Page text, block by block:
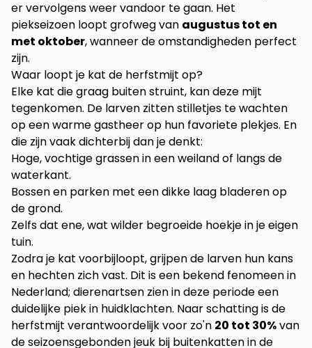
er vervolgens weer vandoor te gaan. Het
piekseizoen loopt grofweg van augustus tot en
met oktober, wanneer de omstandigheden perfect
zijn.
Waar loopt je kat de herfstmijt op?
Elke kat die graag buiten struint, kan deze mijt
tegenkomen. De larven zitten stilletjes te wachten
op een warme gastheer op hun favoriete plekjes. En
die zijn vaak dichterbij dan je denkt:
Hoge, vochtige grassen in een weiland of langs de
waterkant.
Bossen en parken met een dikke laag bladeren op
de grond.
Zelfs dat ene, wat wilder begroeide hoekje in je eigen
tuin.
Zodra je kat voorbijloopt, grijpen de larven hun kans
en hechten zich vast. Dit is een bekend fenomeen in
Nederland; dierenartsen zien in deze periode een
duidelijke piek in huidklachten. Naar schatting is de
herfstmijt verantwoordelijk voor zo'n 20 tot 30%van
de seizoensgebonden jeuk bij buitenkatten in de